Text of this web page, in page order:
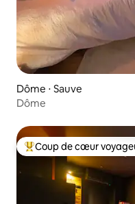
Dôme ⋅ Sauve
Dôme
Coups de cœur
Coup de cœur